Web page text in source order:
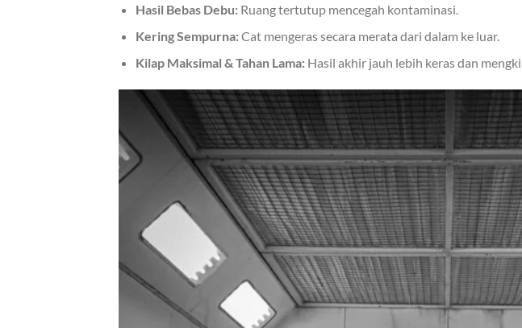
Hasil Bebas Debu:Ruang tertutup mencegah kontaminasi.
Kering Sempurna:Cat mengeras secara merata dari dalam ke luar.
Kilap Maksimal & Tahan Lama:Hasil akhir jauh lebih keras dan